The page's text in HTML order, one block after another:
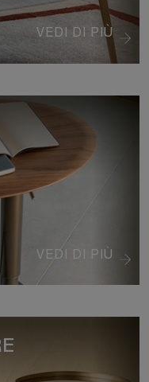
VEDI DI PIÙ
VEDI DI PIÙ